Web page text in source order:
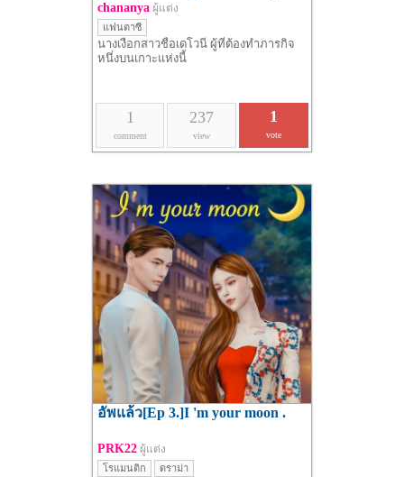
chananya ผู้แต่ง
แฟนตาซี
นางเงือกสาวชื่อเดโวนี ผู้ที่ต้องทำภารกิจ
หนึ่งบนเกาะแห่งนี้
1
comment
237
view
1
vote
อัพแล้ว[Ep 3.]I 'm your moon .
PRK22 ผู้แต่ง
โรแมนติก ดราม่า